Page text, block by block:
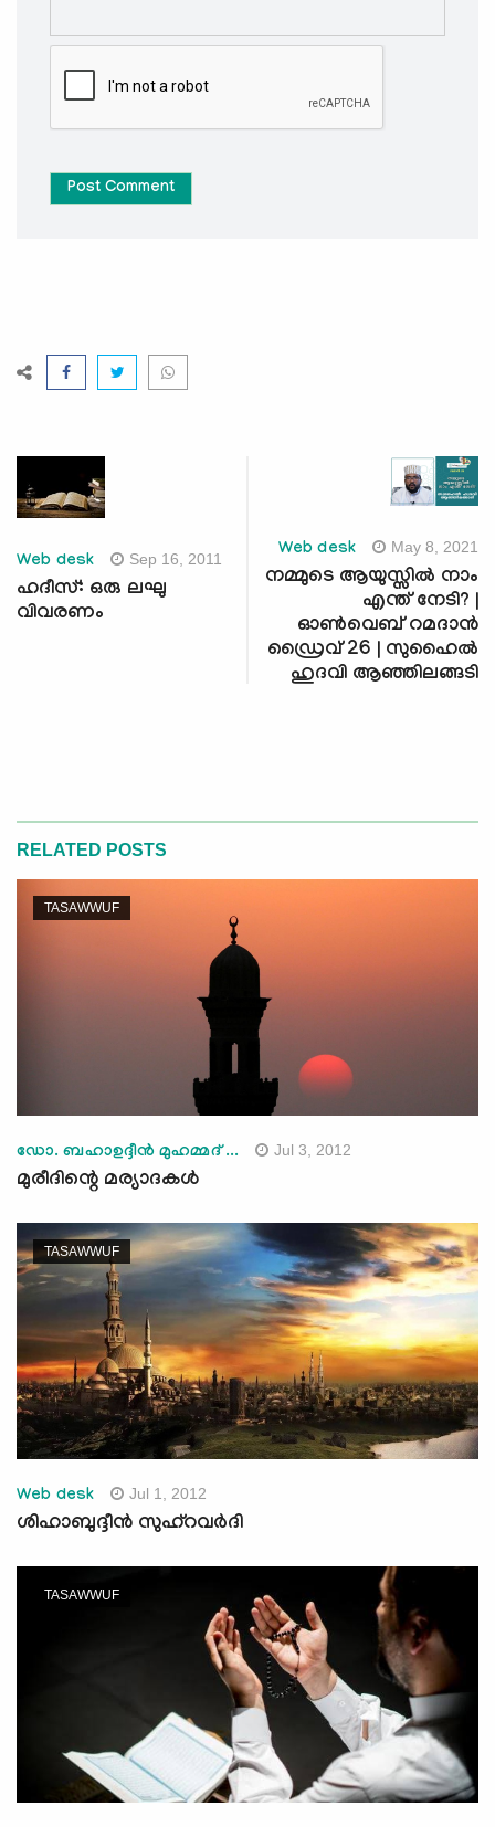
Post Comment
Web desk Sep 16, 2011
ഹദീസ്: ഒരു ലഘു
വിവരണം
Web desk May 8, 2021
നമ്മുടെ ആയുസ്സില്‍ നാം
എന്ത് നേടി? |
ഓണ്‍വെബ് റമദാന്‍
ഡ്രൈവ് 26 | സുഹൈല്‍
ഹുദവി ആഞ്ഞിലങ്ങടി
RELATED POSTS
TASAWWUF
ഡോ. ബഹാഉദ്ദീന്‍ മുഹമ്മദ് ... Jul 3, 2012
മുരീദിന്റെ മര്യാദകള്‍
TASAWWUF
Web desk Jul 1, 2012
ശിഹാബുദ്ദീന്‍ സുഹ്‌റവര്‍ദി
TASAWWUF